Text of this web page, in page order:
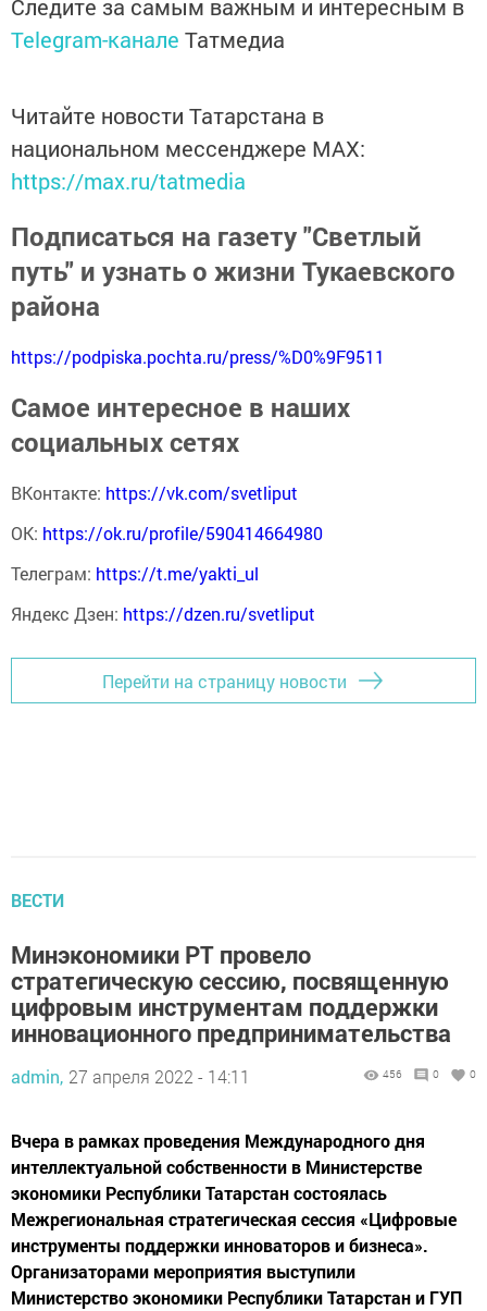
Следите за самым важным и интересным в
Telegram-канале Татмедиа
Читайте новости Татарстана в
национальном мессенджере MАХ:
https://max.ru/tatmedia
Подписаться на газету "Светлый
путь" и узнать о жизни Тукаевского
района
https://podpiska.pochta.ru/press/%D0%9F9511
Самое интересное в наших
социальных сетях
ВКонтакте: https://vk.com/svetliput
ОК: https://ok.ru/profile/590414664980
Телеграм: https://t.me/yakti_ul
Яндекс Дзен: https://dzen.ru/svetliput
Перейти на страницу новости
ВЕСТИ
Минэкономики РТ провело
стратегическую сессию, посвященную
цифровым инструментам поддержки
инновационного предпринимательства
admin, 27 апреля 2022 - 14:11 456 0 0
Вчера в рамках проведения Международного дня
интеллектуальной собственности в Министерстве
экономики Республики Татарстан состоялась
Межрегиональная стратегическая сессия «Цифровые
инструменты поддержки инноваторов и бизнеса».
Организаторами мероприятия выступили
Министерство экономики Республики Татарстан и ГУП